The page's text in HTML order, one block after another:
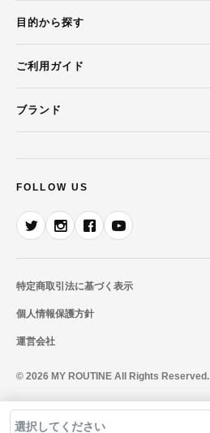
目的から探す
ご利用ガイド
ブランド
FOLLOW US
特定商取引法に基づく表示
個人情報保護方針
運営会社
© 2026 MY ROUTINE All Rights Reserved.